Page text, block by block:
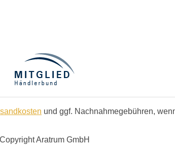
und ggf. Nachnahmegebühren,
Copyright Aratrum GmbH